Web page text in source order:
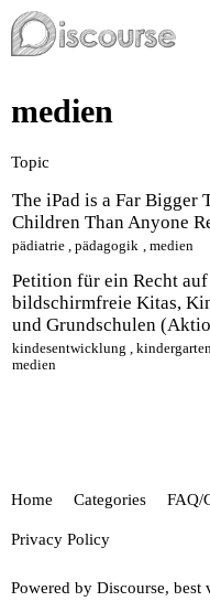
medien
Topic
The iPad is a Far Bigger
Children Than Anyone
pädiatrie ,pädagogik , medien
Petition für ein Recht auf
bildschirmfreie Kitas,
und Grundschulen
kindesentwicklung ,
medien
Home Categories FAQ/
Privacy Policy
Powered by Discourse, best